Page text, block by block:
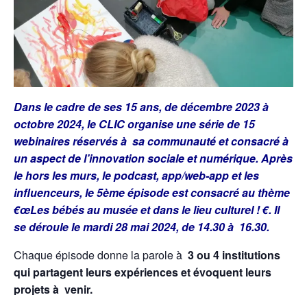
Dans le cadre de ses 15 ans, de décembre 2023 à
octobre 2024, le CLIC organise une série de 15
webinaires réservés à sa communauté et consacré à
un aspect de l’innovation sociale et numérique. Après
le hors les murs, le podcast, app/web-app et les
influenceurs, le 5ème épisode est consacré au thème
€œLes bébés au musée et dans le lieu culturel ! €. Il
se déroule le mardi 28 mai 2024, de 14.30 à 16.30.
Chaque épisode donne la parole à 3 ou 4 institutions
qui partagent leurs expériences et évoquent leurs
projets à venir.